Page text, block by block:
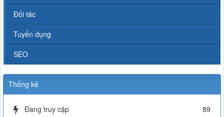
Đối tác
Tuyển dụng
SEO
Thống kê
Đang truy cập
89